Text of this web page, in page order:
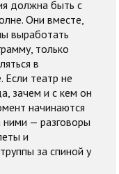
должна быть с
Они вместе,
выработать
только
в
Если театр не
зачем и с кем он
начинаются
— разговоры
и
за спиной у